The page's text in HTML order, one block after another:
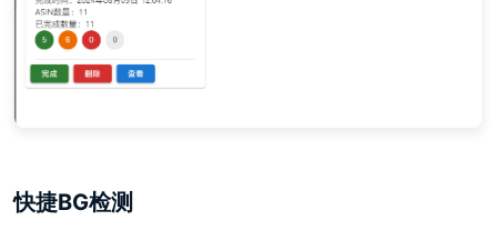
快捷BG检测